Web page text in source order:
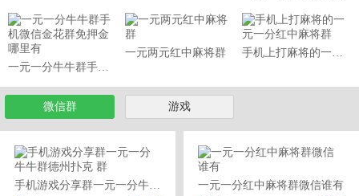
一元一分牛牛群手机微信金花群免押金哪里有
一元两元红中麻将群 手机上打麻将的一元一分红中麻将群
微信群 游戏
手机游戏分享群一元一分牛牛群德州扑克 群 一元一分红中麻将群微信谁有